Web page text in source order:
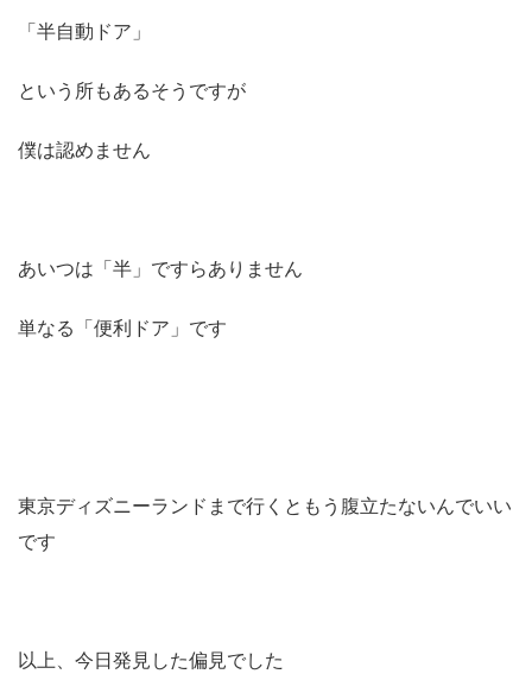
「半自動ドア」
という所もあるそうですが
僕は認めません
あいつは「半」ですらありません
単なる「便利ドア」です
東京ディズニーランドまで行くと もう腹立たないんでいい
です
以上、今日発見した偏見でした